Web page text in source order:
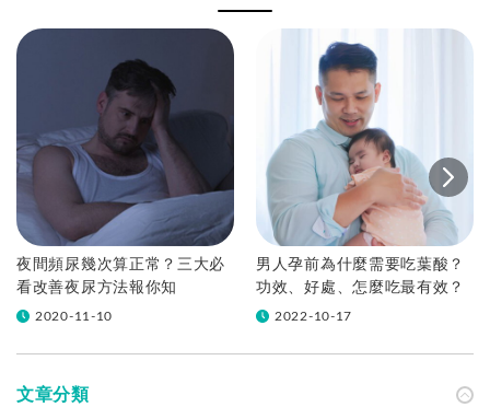
夜間頻尿幾次算正常？三大必
看改善夜尿方法報你知
2020-11-10
男人孕前為什麼需要吃葉酸？
功效、好處、怎麼吃最有效？
2022-10-17
文章分類